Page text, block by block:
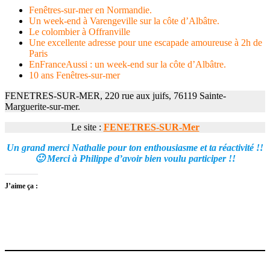
Fenêtres-sur-mer en Normandie.
Un week-end à Varengeville sur la côte d’Albâtre.
Le colombier à Offranville
Une excellente adresse pour une escapade amoureuse à 2h de
Paris
EnFranceAussi : un week-end sur la côte d’Albâtre.
10 ans Fenêtres-sur-mer
FENETRES-SUR-MER, 220 rue aux juifs, 76119 Sainte-
Marguerite-sur-mer.
Le site : FENETRES-SUR-Mer
Un grand merci Nathalie pour ton enthousiasme et ta réactivité !!
🙂 Merci à Philippe d’avoir bien voulu participer !!
J’aime ça :